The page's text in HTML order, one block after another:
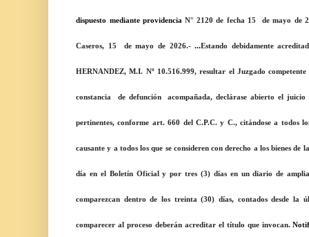
dispuesto mediante providenciaN° 2120de fecha 15 de mayo de
Caseros, 15 de mayo de 2026.-...Estando debidamente
HERNANDEZ, M.I. Nº 10.516.999, resultar el Juzgado
constancia de defunción acompañada, declárase abierto el juicio
pertinentes, conforme art. 660 del C.P.C. y C., citándose a todos
causante y a todos los que se consideren con derecho a los bienes
día en el Boletín Oficial y por tres (3) días en un diario de
comparezcan dentro de los treinta (30) días, contados desde la
comparecer al proceso deberán acreditar el título que invocan.